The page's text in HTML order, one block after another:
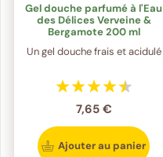
Gel douche parfumé à l'Eau
des Délices Verveine &
Bergamote 200 ml
Un gel douche frais et acidulé
7,65 €
Ajouter au panier